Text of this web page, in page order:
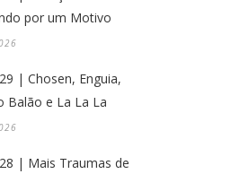
por um Motivo
| Chosen, Enguia,
Balão e La La La
| Mais Traumas de